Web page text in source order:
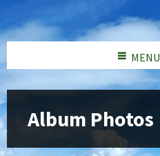
MENU
Album Photos